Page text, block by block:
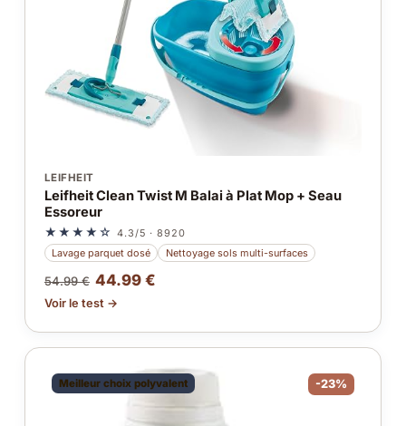
LEIFHEIT
Leifheit Clean Twist M Balai à Plat Mop + Seau
Essoreur
★★★★☆ 4.3/5 · 8920
Lavage parquet dosé
Nettoyage sols multi-surfaces
54.99 € 44.99 €
Voir le test →
Meilleur choix polyvalent -23%